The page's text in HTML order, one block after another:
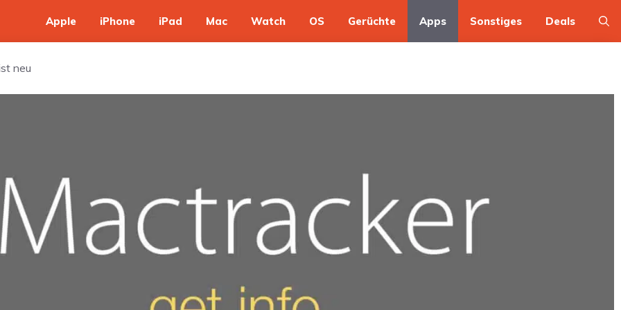
Apple iPhone iPad Mac Watch OS Gerüchte Apps Sonstiges Deals
neu